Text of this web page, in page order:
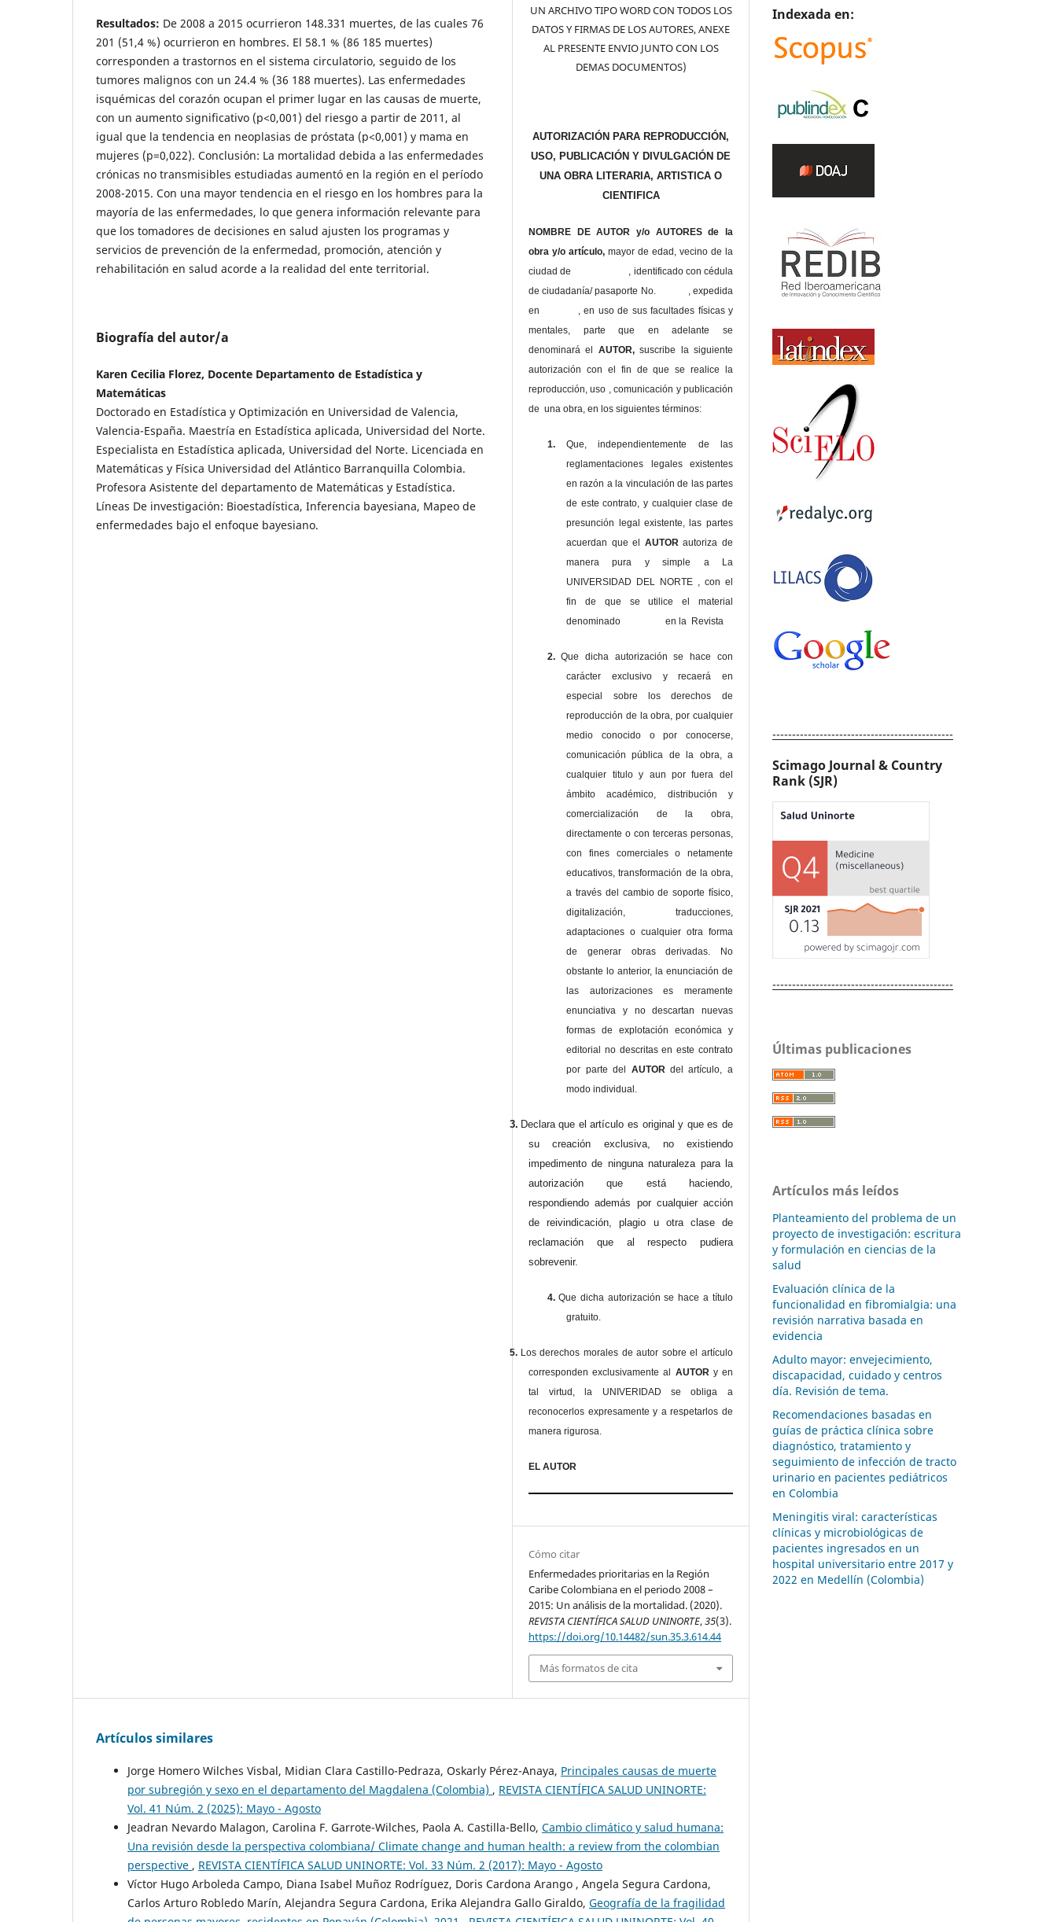
Resultados: De 2008 a 2015 ocurrieron 148.331 muertes, de las cuales 76
201 (51,4 %) ocurrieron en hombres. El 58.1 % (86 185 muertes)
corresponden a trastornos en el sistema circulatorio, seguido de los
tumores malignos con un 24.4 % (36 188 muertes). Las enfermedades
isquémicas del corazón ocupan el primer lugar en las causas de muerte,
con un aumento significativo (p<0,001) del riesgo a partir de 2011, al
igual que la tendencia en neoplasias de próstata (p<0,001) y mama en
mujeres (p=0,022). Conclusión: La mortalidad debida a las enfermedades
crónicas no transmisibles estudiadas aumentó en la región en el período
2008-2015. Con una mayor tendencia en el riesgo en los hombres para la
mayoría de las enfermedades, lo que genera información relevante para
que los tomadores de decisiones en salud ajusten los programas y
servicios de prevención de la enfermedad, promoción, atención y
rehabilitación en salud acorde a la realidad del ente territorial.
Biografía del autor/a
Karen Cecilia Florez, Docente Departamento de Estadística y
Matemáticas
Doctorado en Estadística y Optimización en Universidad de Valencia,
Valencia-España. Maestría en Estadística aplicada, Universidad del Norte.
Especialista en Estadística aplicada, Universidad del Norte. Licenciada en
Matemáticas y Física Universidad del Atlántico Barranquilla Colombia.
Profesora Asistente del departamento de Matemáticas y Estadística.
Líneas De investigación: Bioestadística, Inferencia bayesiana, Mapeo de
enfermedades bajo el enfoque bayesiano.
UN ARCHIVO TIPO WORD CON TODOS LOS
DATOS Y FIRMAS DE LOS AUTORES, ANEXE
AL PRESENTE ENVIO JUNTO CON LOS
DEMAS DOCUMENTOS)
AUTORIZACIÓN PARA REPRODUCCIÓN,
USO, PUBLICACIÓN Y DIVULGACIÓN DE
UNA OBRA LITERARIA, ARTISTICA O
CIENTIFICA
NOMBRE DE AUTOR y/o AUTORES de la
obra y/o artículo,mayor de edad, vecino de la
ciudad de , identificado con cédula
de ciudadanía/ pasaporte No. , expedida
en , en uso de sus facultades físicas y
mentales, parte que en adelante se
denominará el AUTOR,suscribe la siguiente
autorización con el fin de que se realice la
reproducción, uso , comunicación y publicación
de una obra, en los siguientes términos:
1.
Que, independientemente de las
reglamentaciones legales existentes
en razón a la vinculación de las partes
de este contrato, y cualquier clase de
presunción legal existente, las partes
acuerdan que el AUTORautoriza de
manera pura y simple a La
UNIVERSIDAD DEL NORTE , con el
fin de que se utilice el material
denominado en la Revista
2. Que dicha autorización se hace con
carácter exclusivo y recaerá en
especial sobre los derechos de
reproducción de la obra, por cualquier
medio conocido o por conocerse,
comunicación pública de la obra, a
cualquier titulo y aun por fuera del
ámbito académico, distribución y
comercialización de la obra,
directamente o con terceras personas,
con fines comerciales o netamente
educativos, transformación de la obra,
a través del cambio de soporte físico,
digitalización, traducciones,
adaptaciones o cualquier otra forma
de generar obras derivadas. No
obstante lo anterior, la enunciación de
las autorizaciones es meramente
enunciativa y no descartan nuevas
formas de explotación económica y
editorial no descritas en este contrato
por parte del AUTOR del artículo, a
modo individual.
3. Declara que el artículo es original y que es de
su creación exclusiva, no existiendo
impedimento de ninguna naturaleza para la
autorización que está haciendo,
respondiendo además por cualquier acción
de reivindicación, plagio u otra clase de
reclamación que al respecto pudiera
sobrevenir.
4. Que dicha autorización se hace a título
gratuito.
5. Los derechos morales de autor sobre el artículo
corresponden exclusivamente al AUTOR y en
tal virtud, la UNIVERIDAD se obliga a
reconocerlos expresamente y a respetarlos de
manera rigurosa.
EL AUTOR
Cómo citar
Enfermedades prioritarias en la Región
Caribe Colombiana en el periodo 2008 –
2015: Un análisis de la mortalidad. (2020).
REVISTA CIENTÍFICA SALUD UNINORTE,35(3).
https://doi.org/10.14482/sun.35.3.614.44
Más formatos de cita
Artículos similares
Jorge Homero Wilches Visbal, Midian Clara Castillo-Pedraza, Oskarly Pérez-Anaya, Principales causas de muerte
por subregión y sexo en el departamento del Magdalena (Colombia) , REVISTA CIENTÍFICA SALUD UNINORTE:
Vol. 41 Núm. 2 (2025): Mayo - Agosto
Jeadran Nevardo Malagon, Carolina F. Garrote-Wilches, Paola A. Castilla-Bello, Cambio climático y salud humana:
Una revisión desde la perspectiva colombiana/ Climate change and human health: a review from the colombian
perspective , REVISTA CIENTÍFICA SALUD UNINORTE: Vol. 33 Núm. 2 (2017): Mayo - Agosto
Víctor Hugo Arboleda Campo, Diana Isabel Muñoz Rodríguez, Doris Cardona Arango , Angela Segura Cardona,
Carlos Arturo Robledo Marín, Alejandra Segura Cardona, Erika Alejandra Gallo Giraldo, Geografía de la fragilidad
Indexada en:
----------------------------------------------
Scimago Journal & Country
Rank (SJR)
----------------------------------------------
Últimas publicaciones
Artículos más leídos
Planteamiento del problema de un
proyecto de investigación: escritura
y formulación en ciencias de la
salud
Evaluación clínica de la
funcionalidad en fibromialgia: una
revisión narrativa basada en
evidencia
Adulto mayor: envejecimiento,
discapacidad, cuidado y centros
día. Revisión de tema.
Recomendaciones basadas en
guías de práctica clínica sobre
diagnóstico, tratamiento y
seguimiento de infección de tracto
urinario en pacientes pediátricos
en Colombia
Meningitis viral: características
clínicas y microbiológicas de
pacientes ingresados en un
hospital universitario entre 2017 y
2022 en Medellín (Colombia)